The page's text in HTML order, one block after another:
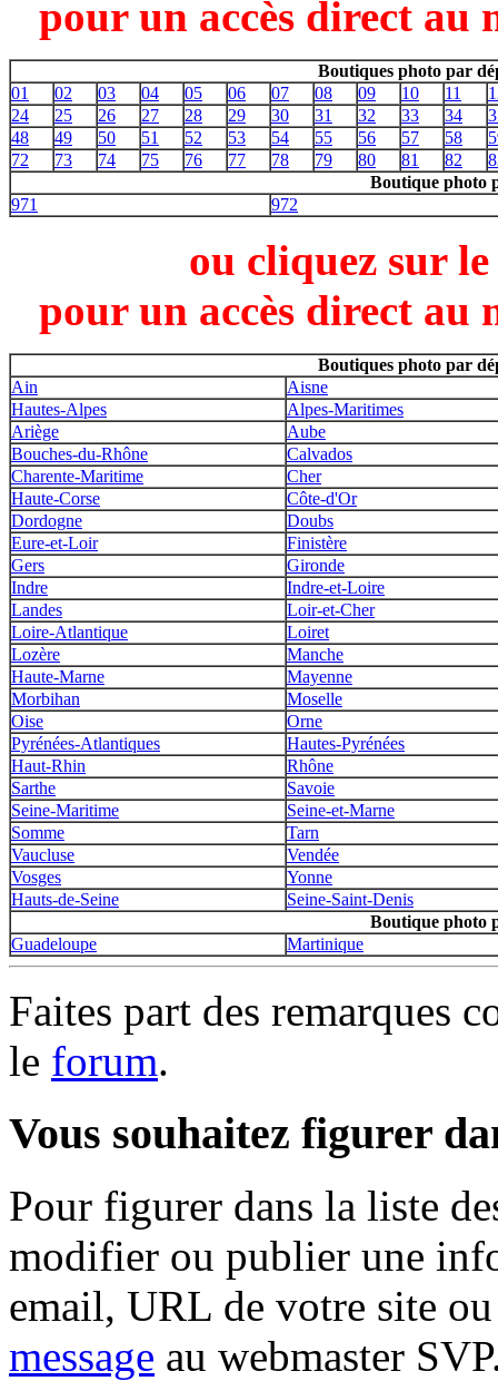
pour un accès direct au
Boutiques photo par
01
02 03 04 05 06 07 08 09 10 11
24
25 26 27 28 29 30 31 32 33 34
48
49 50 51 52 53 54 55 56 57 58
72
73 74 75 76 77 78 79 80 81 82
Boutique photo
971
972
ou cliquez sur
pour un accès direct au
Boutiques photo par
Ain
Aisne
Hautes-Alpes
Alpes-Maritimes
Ariège
Aube
Bouches-du-Rhône
Calvados
Charente-Maritime
Cher
Haute-Corse
Côte-d'Or
Dordogne
Doubs
Eure-et-Loir
Finistère
Gers
Gironde
Indre
Indre-et-Loire
Landes
Loir-et-Cher
Loire-Atlantique
Loiret
Lozère
Manche
Haute-Marne
Mayenne
Morbihan
Moselle
Oise
Orne
Pyrénées-Atlantiques
Hautes-Pyrénées
Haut-Rhin
Rhône
Sarthe
Savoie
Seine-Maritime
Seine-et-Marne
Somme
Tarn
Vaucluse
Vendée
Vosges
Yonne
Hauts-de-Seine
Seine-Saint-Denis
Boutique photo
Guadeloupe
Martinique
Faites part des remarques
le forum.
Vous souhaitez figurer
Pour figurer dans la liste
modifier ou publier une
email, URL de votre site
message au webmaster